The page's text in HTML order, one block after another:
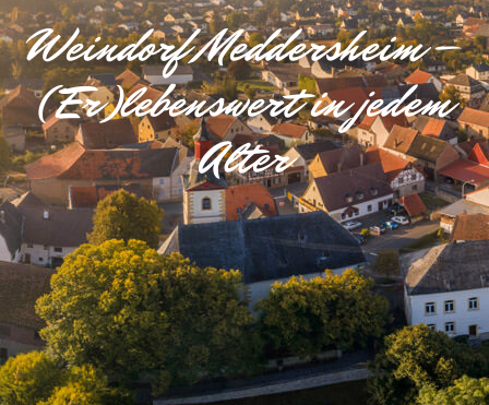
Weindorf Meddersheim –
(Er)lebenswert in jedem
Alter